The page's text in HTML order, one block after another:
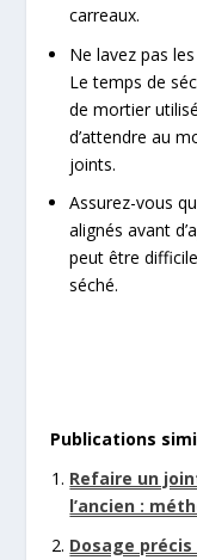
carreaux.
Ne lavez pas
Le temps de
de mortier
d’attendre au
joints.
Assurez-vous
alignés avant
peut être
séché.
Publications
Refaire un
l’ancien :
Dosage